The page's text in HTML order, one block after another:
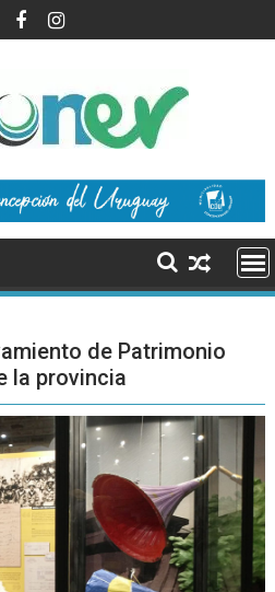
de Patrimonio
la provincia